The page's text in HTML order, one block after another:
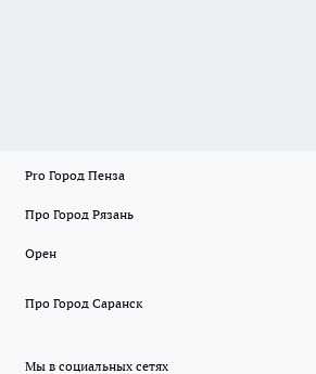
Pro Город Пенза
Про Город Рязань
Орен
Про Город Саранск
Мы в социальных сетях